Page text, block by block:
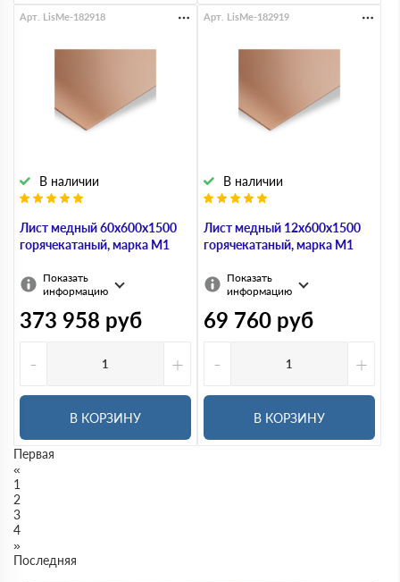
Лист медный 60х600х1500
горячекатаный, марка М1
В наличии
Арт. LisMe-182918
Показать
информацию
373 958 руб
-
+
В КОРЗИНУ
Лист медный 12х600х1500
горячекатаный, марка М1
В наличии
Арт. LisMe-182919
Показать
информацию
69 760 руб
-
+
В КОРЗИНУ
Первая
«
1
2
3
4
»
Последняя